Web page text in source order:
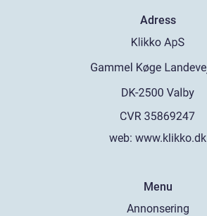
Adress
web: www.klikko.dk
Menu
Annonsering